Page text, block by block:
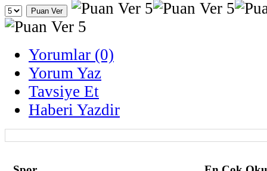
Yorumlar (0)
Yorum Yaz
Tavsiye Et
Haberi Yazdir